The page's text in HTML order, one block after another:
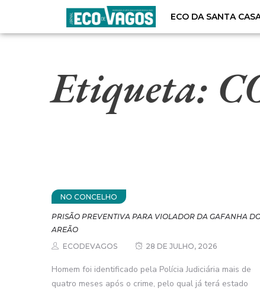
ECO DA SANTA
Etiqueta:
NO CONCELHO
PRISÃO PREVENTIVA PARA VIOLADOR DA GAFANHA
AREÃO
ECODEVAGOS
28 DE JULHO, 2026
Homem foi identificado pela Polícia Judiciária mais de
quatro meses após o crime, pelo qual já terá estado